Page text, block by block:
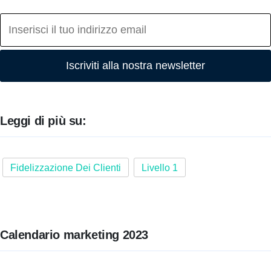
Iscriviti alla nostra newsletter
Leggi di più su:
Fidelizzazione Dei Clienti Livello 1
Calendario marketing 2023